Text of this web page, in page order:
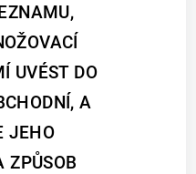
UVÉST DO
A
JEHO
ZPŮSOB